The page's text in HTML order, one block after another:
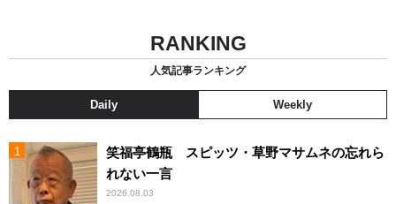
RANKING
人気記事ランキング
Daily Weekly
笑福亭鶴瓶 スピッツ・草野マサムネの忘れら
れない一言
2026.08.03